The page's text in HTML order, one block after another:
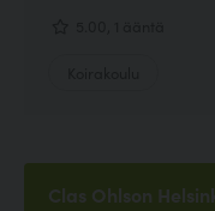
Clas Ohlson